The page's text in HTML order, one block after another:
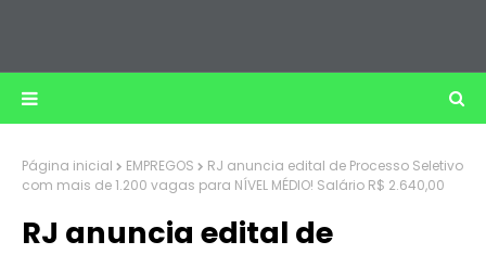
Página inicial EMPREGOS
RJ anuncia edital de Processo Seletivo
com mais de 1.200 vagas para NÍVEL MÉDIO! Salário R$ 2.640,00
RJ anuncia edital de